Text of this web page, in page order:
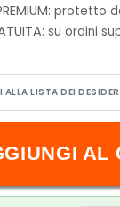
protetto
su ordini
The
AL